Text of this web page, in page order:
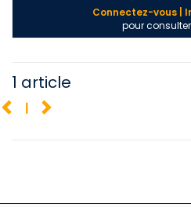
Connectez-vous |
pour
1 article
1